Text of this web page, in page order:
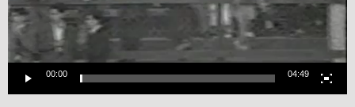
00:00 04:49